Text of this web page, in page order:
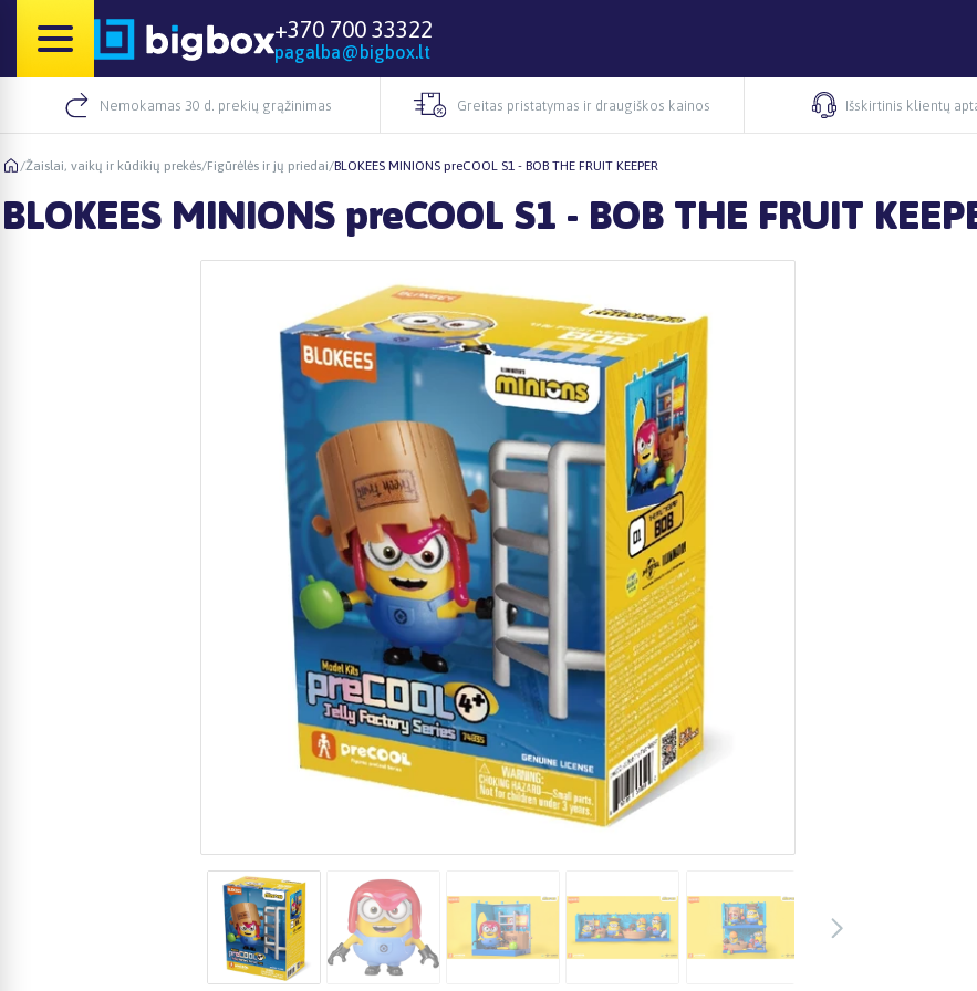
+370 700 33322
pagalba@bigbox.lt
Nemokamas 30 d. prekių grąžinimas Greitas pristatymas ir draugiškos kainos Išskirtinis klientų
/Žaislai, vaikų ir kūdikių prekės/Figūrėlės ir jų priedai/BLOKEES MINIONS preCOOL S1 - BOB THE FRUIT KEEPER
BLOKEES MINIONS preCOOL S1 - BOB THE FRUIT